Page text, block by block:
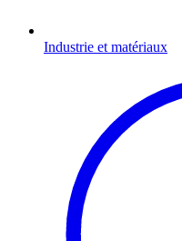
Industrie et matériaux